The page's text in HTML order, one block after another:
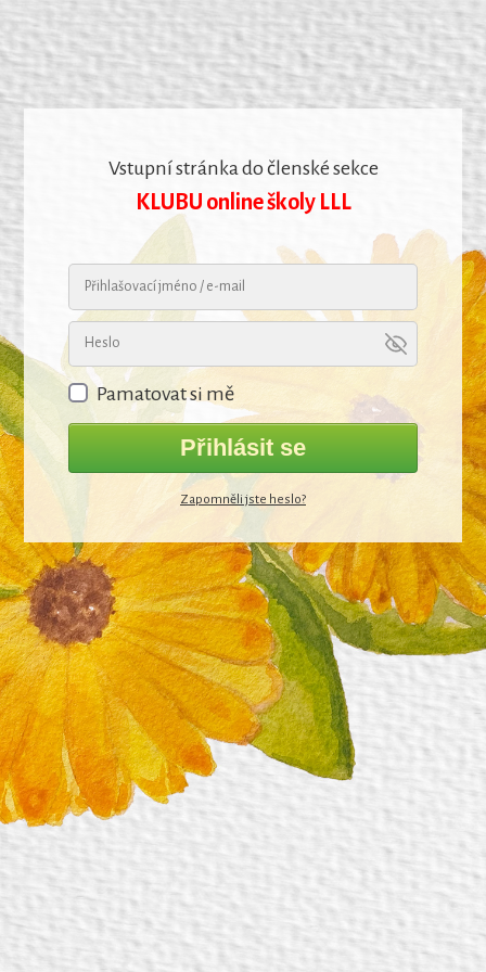
Vstupní stránka do členské sekce
KLUBU online školy LLL
Pamatovat si mě
Přihlásit se
Zapomněli jste heslo?